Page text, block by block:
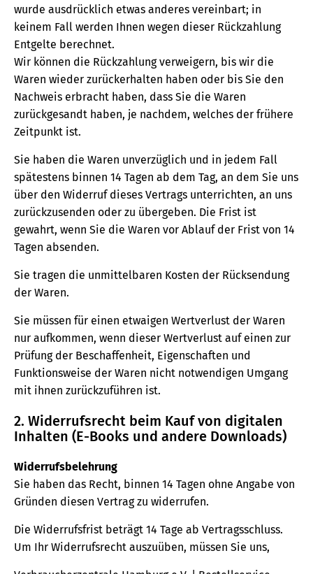
wurde ausdrücklich etwas anderes vereinbart; in
keinem Fall werden Ihnen wegen dieser Rückzahlung
Entgelte berechnet.
Wir können die Rückzahlung verweigern, bis wir die
Waren wieder zurückerhalten haben oder bis Sie den
Nachweis erbracht haben, dass Sie die Waren
zurückgesandt haben, je nachdem, welches der frühere
Zeitpunkt ist.
Sie haben die Waren unverzüglich und in jedem Fall
spätestens binnen 14 Tagen ab dem Tag, an dem Sie uns
über den Widerruf dieses Vertrags unterrichten, an uns
zurückzusenden oder zu übergeben. Die Frist ist
gewahrt, wenn Sie die Waren vor Ablauf der Frist von 14
Tagen absenden.
Sie tragen die unmittelbaren Kosten der Rücksendung
der Waren.
Sie müssen für einen etwaigen Wertverlust der Waren
nur aufkommen, wenn dieser Wertverlust auf einen zur
Prüfung der Beschaffenheit, Eigenschaften und
Funktionsweise der Waren nicht notwendigen Umgang
mit ihnen zurückzuführen ist.
2. Widerrufsrecht beim Kauf von digitalen
Inhalten (E-Books und andere Downloads)
Widerrufsbelehrung
Sie haben das Recht, binnen 14 Tagen ohne Angabe von
Gründen diesen Vertrag zu widerrufen.
Die Widerrufsfrist beträgt 14 Tage ab Vertragsschluss.
Um Ihr Widerrufsrecht auszuüben, müssen Sie uns,